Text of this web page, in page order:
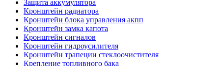
Защита аккумулятора
Кронштейн радиатора
Кронштейн блока управления акпп
Кронштейн замка капота
Кронштейн сигналов
Кронштейн гидроусилителя
Кронштейн трапеции стеклоочистителя
Крепление топливного бака